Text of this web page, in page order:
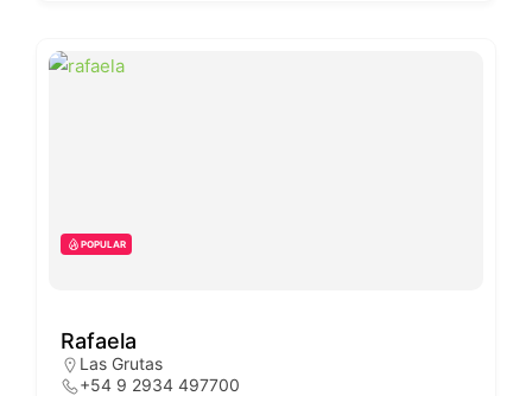
POPULAR
Rafaela
Las Grutas
+54 9 2934 497700